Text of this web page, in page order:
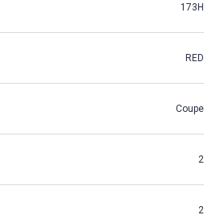
173H
RED
Coupe
2
2